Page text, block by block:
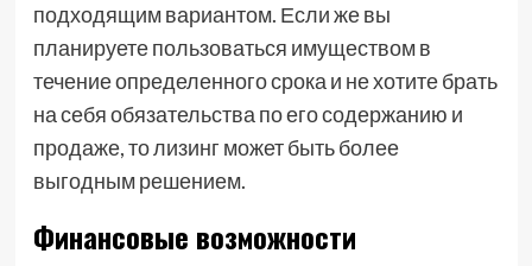
подходящим вариантом. Если же вы
планируете пользоваться имуществом в
течение определенного срока и не хотите брать
на себя обязательства по его содержанию и
продаже, то лизинг может быть более
выгодным решением.
Финансовые возможности